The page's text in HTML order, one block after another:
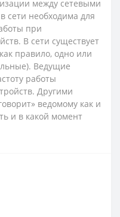
между сетевыми
сети необходима для
при
В сети существует
правило, одно или
Ведущие
работы
Другими
ведомому как и
и в какой момент